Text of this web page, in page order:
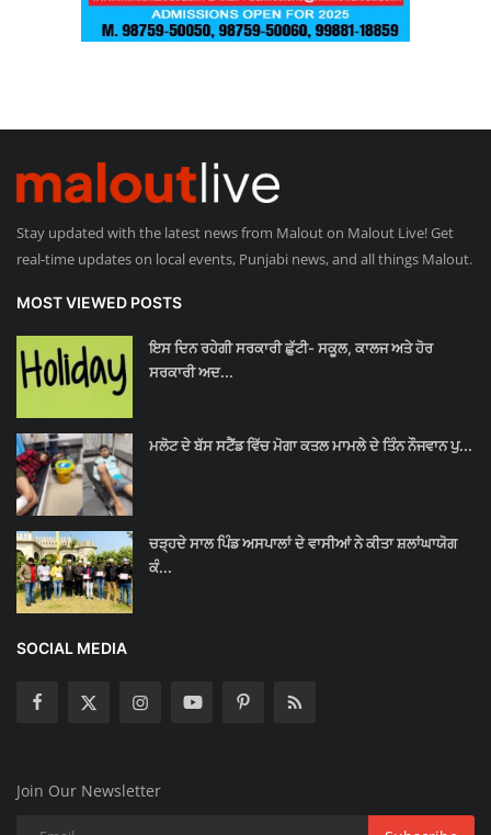
Stay updated with the latest news from Malout on Malout Live! Get
real-time updates on local events, Punjabi news, and all things Malout.
MOST VIEWED POSTS
ਇਸ ਦਿਨ ਰਹੇਗੀ ਸਰਕਾਰੀ ਛੁੱਟੀ- ਸਕੂਲ, ਕਾਲਜ ਅਤੇ ਹੋਰ
ਸਰਕਾਰੀ ਅਦ...
ਮਲੋਟ ਦੇ ਬੱਸ ਸਟੈਂਡ ਵਿੱਚ ਮੋਗਾ ਕਤਲ ਮਾਮਲੇ ਦੇ ਤਿੰਨ ਨੌਜਵਾਨ ਪੁ...
ਚੜ੍ਹਦੇ ਸਾਲ ਪਿੰਡ ਅਸਪਾਲਾਂ ਦੇ ਵਾਸੀਆਂ ਨੇ ਕੀਤਾ ਸ਼ਲਾਂਘਾਯੋਗ
ਕੰ...
SOCIAL MEDIA
Join Our Newsletter